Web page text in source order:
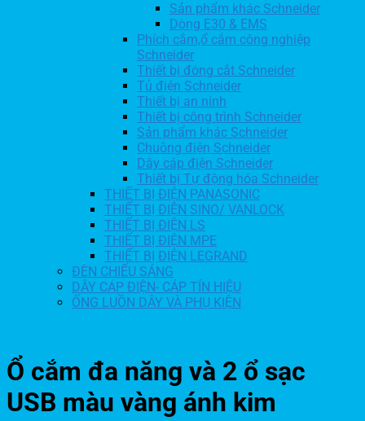
Sản phẩm khác Schneider
Dòng E30 & EMS
Phích cắm,ổ cắm công nghiệp
Schneider
Thiết bị đóng cắt Schneider
Tủ điện Schneider
Thiết bị an ninh
Thiết bị công trình Schneider
Sản phẩm khác Schneider
Chuông điện Schneider
Dây cáp điện Schneider
Thiết bị Tự động hóa Schneider
THIẾT BỊ ĐIỆN PANASONIC
THIẾT BỊ ĐIỆN SINO/ VANLOCK
THIẾT BỊ ĐIỆN LS
THIẾT BỊ ĐIỆN MPE
THIẾT BỊ ĐIỆN LEGRAND
ĐÈN CHIẾU SÁNG
DÂY CÁP ĐIỆN- CÁP TÍN HIỆU
ỐNG LUỒN DÂY VÀ PHỤ KIỆN
Ổ cắm đa năng và 2 ổ sạc
USB màu vàng ánh kim